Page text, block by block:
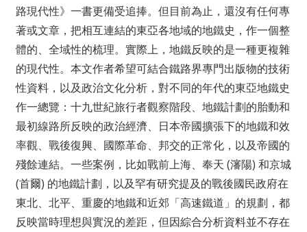
路現代性》一書更備受追捧。但目前為止，還沒有任何專
著或文章，把相互連結的東亞各地域的地鐵史，作一個整
體的、全域性的梳理。實際上，地鐵反映的是一種更複雜
的現代性。本文作者希望可結合鐵路界專門出版物的技術
性資料，以及政治文化分析，對不同的年代的東亞地鐵史
作一總覽：十九世紀旅行者觀察階段、地鐵計劃的胎動和
最初線路所反映的政治經濟、日本帝國擴張下的地鐵和效
率觀、戰後復興、國際革命、邦交的正常化，以及帝國的
殘餘連結。一些案例，比如戰前上海、奉天 (瀋陽) 和京城
(首爾) 的地鐵計劃，以及罕有研究提及的戰後國民政府在
東北、北平、重慶的地鐵和近郊「高速鐵道」的規劃，都
反映當時理想與實況的差距，但因綜合分析資料並不存在